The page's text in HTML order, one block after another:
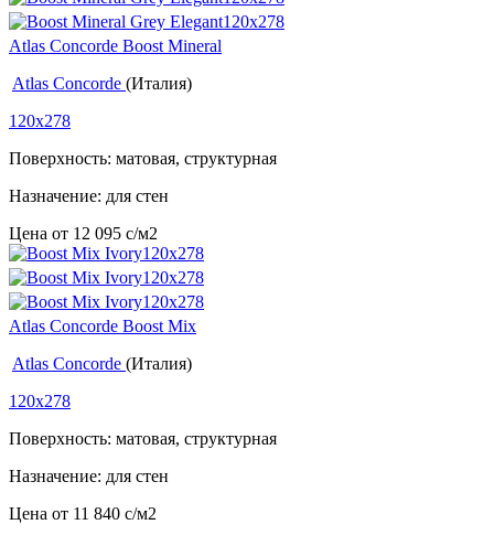
Atlas Concorde Boost Mineral
Atlas Concorde (Италия)
120x278
Поверхность: матовая, структурная
Назначение: для стен
Цена от 12 095 c/м2
Atlas Concorde Boost Mix
Atlas Concorde (Италия)
120x278
Поверхность: матовая, структурная
Назначение: для стен
Цена от 11 840 c/м2